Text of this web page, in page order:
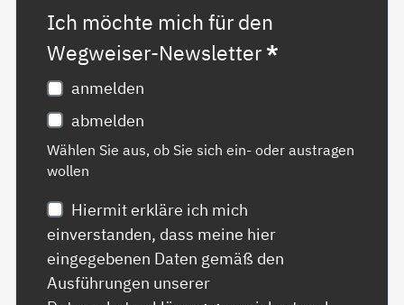
Ich möchte mich für den
Wegweiser-Newsletter *
anmelden
abmelden
Wählen Sie aus, ob Sie sich ein- oder austragen
wollen
Hiermit erkläre ich mich
einverstanden, dass meine hier
eingegebenen Daten gemäß den
Ausführungen unserer